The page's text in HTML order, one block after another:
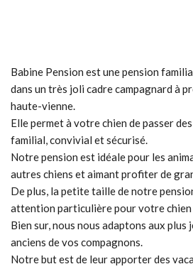
Babine Pension est une pension
dans un très joli cadre campagnard à
haute-vienne.
Elle permet à votre chien de passer
familial, convivial et sécurisé.
Notre pension est idéale pour les
autres chiens et aimant profiter de
De plus, la petite taille de notre
attention particulière pour votre chien
Bien sur, nous nous adaptons aux plus
anciens de vos compagnons.
Notre but est de leur apporter des